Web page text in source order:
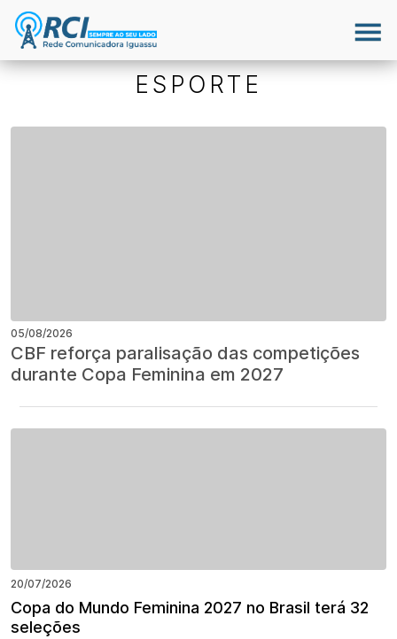
ESPORTE
05/08/2026
CBF reforça paralisação das competições
durante Copa Feminina em 2027
20/07/2026
Copa do Mundo Feminina 2027 no Brasil terá 32
seleções